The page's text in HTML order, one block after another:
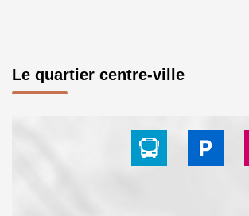
Le quartier centre-ville